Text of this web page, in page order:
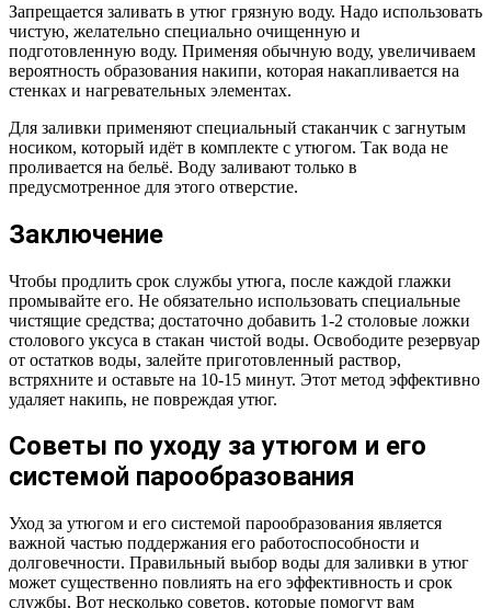
Запрещается заливать в утюг грязную воду. Надо использовать
чистую, желательно специально очищенную и
подготовленную воду. Применяя обычную воду, увеличиваем
вероятность образования накипи, которая накапливается на
стенках и нагревательных элементах.
Для заливки применяют специальный стаканчик с загнутым
носиком, который идёт в комплекте с утюгом. Так вода не
проливается на бельё. Воду заливают только в
предусмотренное для этого отверстие.
Заключение
Чтобы продлить срок службы утюга, после каждой глажки
промывайте его. Не обязательно использовать специальные
чистящие средства; достаточно добавить 1-2 столовые ложки
столового уксуса в стакан чистой воды. Освободите резервуар
от остатков воды, залейте приготовленный раствор,
встряхните и оставьте на 10-15 минут. Этот метод эффективно
удаляет накипь, не повреждая утюг.
Советы по уходу за утюгом и его
системой парообразования
Уход за утюгом и его системой парообразования является
важной частью поддержания его работоспособности и
долговечности. Правильный выбор воды для заливки в утюг
может существенно повлиять на его эффективность и срок
службы. Вот несколько советов, которые помогут вам